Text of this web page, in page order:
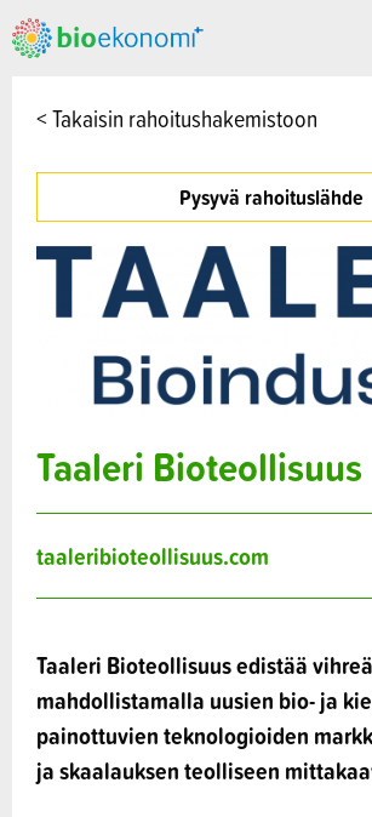
< Takaisin rahoitushakemistoon
Pysyvä rahoituslähde
Taaleri Bioteollisuus
taaleribioteollisuus.com
Taaleri Bioteollisuus edistää
mahdollistamalla uusien bio- ja
painottuvien teknologioiden
ja skaalauksen teolliseen